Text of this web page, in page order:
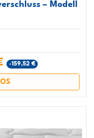
– Modell
-159,52 €